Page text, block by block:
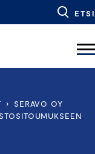
ETSI
›
SERAVO OY